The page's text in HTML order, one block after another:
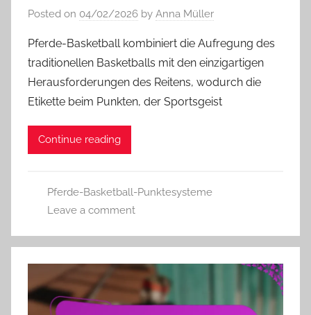
Posted on 04/02/2026 by Anna Müller
Pferde-Basketball kombiniert die Aufregung des
traditionellen Basketballs mit den einzigartigen
Herausforderungen des Reitens, wodurch die
Etikette beim Punkten, der Sportsgeist
Continue reading
Pferde-Basketball-Punktesysteme
Leave a comment